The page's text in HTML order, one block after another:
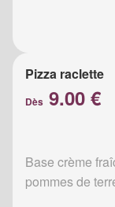
Pizza raclette
Dès 9.00 €
Base crème
pommes de